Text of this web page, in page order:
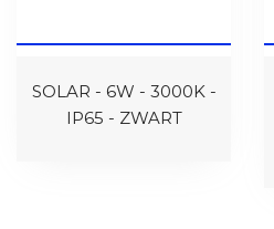
SOLAR - 6W - 3000K -
IP65 - ZWART